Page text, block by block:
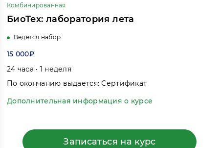
Комбинированная
БиоТех: лаборатория лета
Ведётся набор
15 000₽
24 часа • 1 неделя
По окончанию выдается: Сертификат
Дополнительная информация о курсе
Записаться на курс